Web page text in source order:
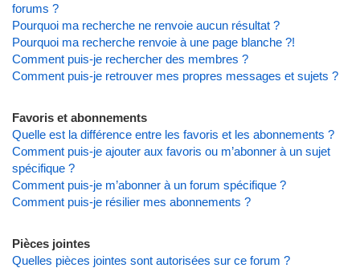
forums ?
Pourquoi ma recherche ne renvoie aucun résultat ?
Pourquoi ma recherche renvoie à une page blanche ?!
Comment puis-je rechercher des membres ?
Comment puis-je retrouver mes propres messages et sujets ?
Favoris et abonnements
Quelle est la différence entre les favoris et les abonnements ?
Comment puis-je ajouter aux favoris ou m’abonner à un sujet
spécifique ?
Comment puis-je m’abonner à un forum spécifique ?
Comment puis-je résilier mes abonnements ?
Pièces jointes
Quelles pièces jointes sont autorisées sur ce forum ?